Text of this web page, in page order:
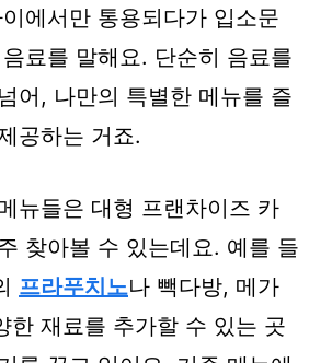
에서만 통용되다가 입소문
료를 말해요. 단순히 음료를
어, 나만의 특별한 메뉴를 즐
공하는 거죠.
뉴들은 대형 프랜차이즈 카
찾아볼 수 있는데요. 예를 들
프라푸치노나 빽다방, 메가
한 재료를 추가할 수 있는 곳